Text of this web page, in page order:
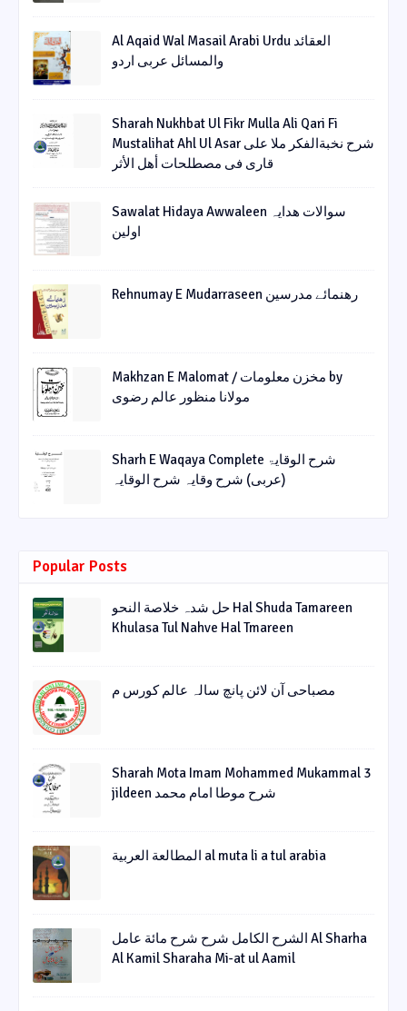
Al Aqaid Wal Masail Arabi Urdu العقائد
والمسائل عربی اردو
Sharah Nukhbat Ul Fikr Mulla Ali Qari Fi
Mustalihat Ahl Ul Asar شرح نخبةالفکر ملا علی
قاری فی مصطلحات أھل الأثر
Sawalat Hidaya Awwaleen سوالات ھدایہ
اولین
Rehnumay E Mudarraseen رهنمائے مدرسین
Makhzan E Malomat / مخزن معلومات by
مولانا منظور عالم رضوی
Sharh E Waqaya Complete شرح الوقایۃ
(عربی) شرح وقایہ شرح الوقایہ
Popular Posts
حل شدہ خلاصة النحو Hal Shuda Tamareen
Khulasa Tul Nahve Hal Tmareen
مصباحی آن لائن پانچ سالہ عالم کورس م
Sharah Mota Imam Mohammed Mukammal 3
jildeen شرح موطا امام محمد
المطالعة العربية al muta li a tul arabia
الشرح الکامل شرح شرح مائة عامل Al Sharha
Al Kamil Sharaha Mi-at ul Aamil